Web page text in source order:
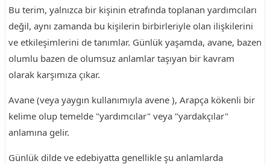
Bu terim, yalnızca bir kişinin etrafında toplanan yardımcıları
değil, aynı zamanda bu kişilerin birbirleriyle olan ilişkilerini
ve etkileşimlerini de tanımlar. Günlük yaşamda, avane, bazen
olumlu bazen de olumsuz anlamlar taşıyan bir kavram
olarak karşımıza çıkar.
Avane (veya yaygın kullanımıyla avene ), Arapça kökenli bir
kelime olup temelde "yardımcılar" veya "yardakçılar"
anlamına gelir.
Günlük dilde ve edebiyatta genellikle şu anlamlarda